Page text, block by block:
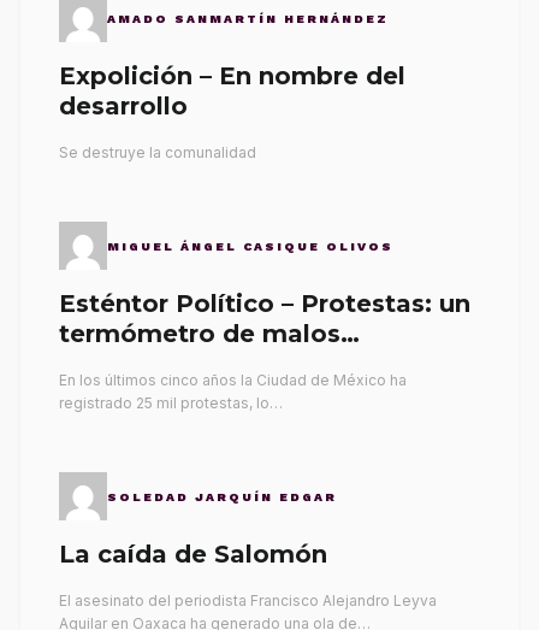
AMADO SANMARTÍN HERNÁNDEZ
Expolición – En nombre del
desarrollo
Se destruye la comunalidad
MIGUEL ÁNGEL CASIQUE OLIVOS
Esténtor Político – Protestas: un
termómetro de malos
En los últimos cinco años la Ciudad de México ha
registrado 25 mil protestas, lo…
SOLEDAD JARQUÍN EDGAR
La caída de Salomón
El asesinato del periodista Francisco Alejandro Leyva
Aguilar en Oaxaca ha generado una ola de…